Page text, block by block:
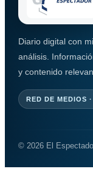
Diario digital con
análisis.
y contenido
RED DE MEDIOS
© 2026 El